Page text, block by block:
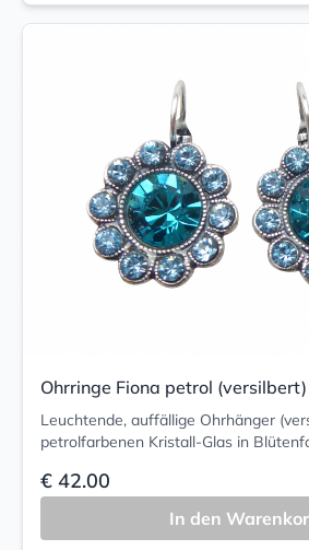
Ohrringe Fiona petrol (versilbert)
Leuchtende, auffällige Ohrhänger
petrolfarbenen Kristall-Glas in
€ 42.00
In den